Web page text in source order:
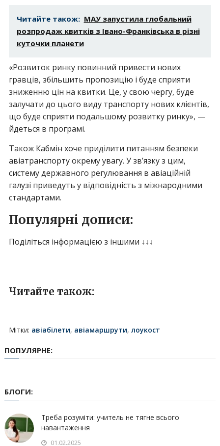
Читайте також: МАУ запустила глобальний
розпродаж квитків з Івано-Франківська в різні
куточки планети
«Розвиток ринку повинний привести нових
гравців, збільшить пропозицію і буде сприяти
зниженню цін на квитки. Це, у свою чергу, буде
залучати до цього виду транспорту нових клієнтів,
що буде сприяти подальшому розвитку ринку», —
йдеться в програмі.
Також Кабмін хоче приділити питанням безпеки
авіатранспорту окрему увагу. У зв’язку з цим,
систему державного регулювання в авіаційній
галузі приведуть у відповідність з міжнародними
стандартами.
Популярні дописи:
Поділіться інформацією з іншими ↓↓↓
Читайте також:
Мітки: авіабілети, авіамаршрути, лоукост
ПОПУЛЯРНЕ:
БЛОГИ:
Треба розуміти: учитель не тягне всього
навантаження
01.02.2025